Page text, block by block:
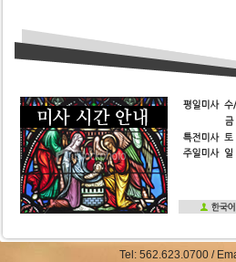
Tel: 562.623.0700 /